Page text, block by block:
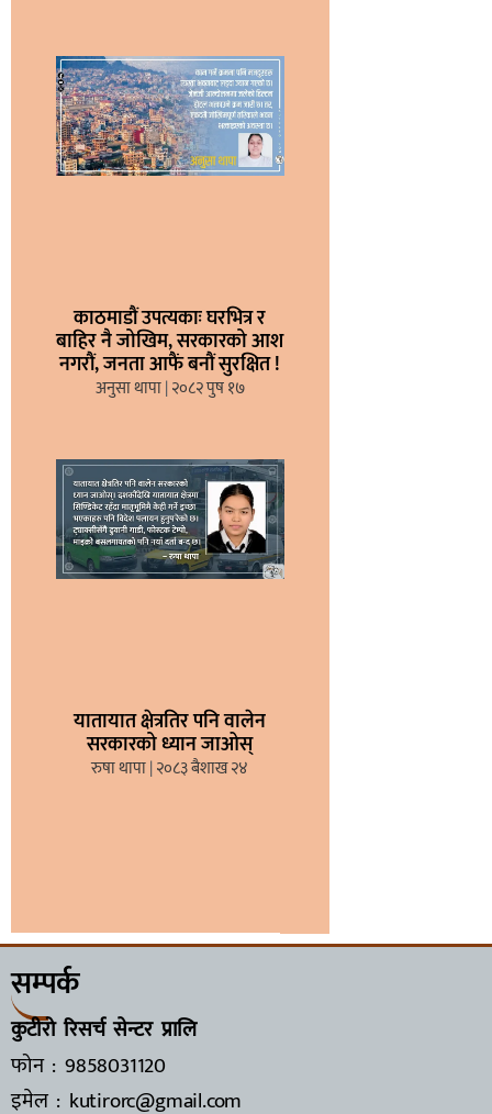
काठमाडौं उपत्यकाः घरभित्र र
बाहिर नै जोखिम, सरकारको आश
नगरौं, जनता आफैं बनौं सुरक्षित !
अनुसा थापा २०८२ पुष १७
यातायात क्षेत्रतिर पनि वालेन
सरकारको ध्यान जाओस्
रुषा थापा २०८३ बैशाख २४
सम्पर्क
कुटीरो रिसर्च सेन्टर प्रालि
फोन : 9858031120
इमेल : kutirorc@gmail.com